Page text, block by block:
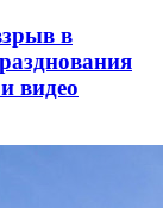
в
видео